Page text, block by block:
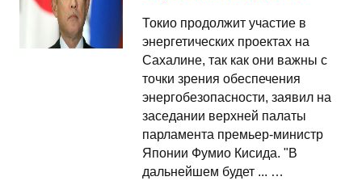
Токио продолжит участие в
энергетических проектах на
Сахалине, так как они важны с
точки зрения обеспечения
энергобезопасности, заявил на
заседании верхней палаты
парламента премьер-министр
Японии Фумио Кисида. "В
дальнейшем будет ... …